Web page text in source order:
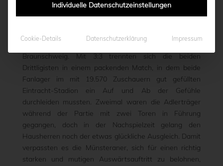
Münster am Sonntagnachmittag bei Eintracht
Braunschweig. Mit 3:3 trennten sich die beiden
Drittligisten in einem packenden Match, in dem beide
Fanlager im mit 19.570 Zuschauern gut gefüllten
Eintracht-Stadion ein Auf und Ab der Gefühle
durchleiden mussten. Zweimal waren die Adlerträger
während der Partie mit zwei Toren in Führung
gegangen, doch in der Nachspielzeit gelang den
Hausherren noch der etwas glückliche Ausgleich. Damit
verpassten es die Münsteraner, sich für einen richtig
starken und mutigen Auswärtsauftritt zu belohnen,
Individuelle Datenschutzeinstellungen
Cookie-Details Datenschutzerklärung Impressum